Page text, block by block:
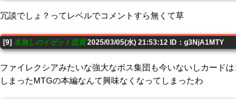
冗談でしょ？ってレベルでコメントすら無くて草
[9] 名無しのイゼット団員2025/03/05(水) 21:53:12 ID：g3NjA1MTY
ファイレクシアみたいな強大なボス集団も今いないしカード
しまったMTGの本編なんて興味なくなってしまったわ